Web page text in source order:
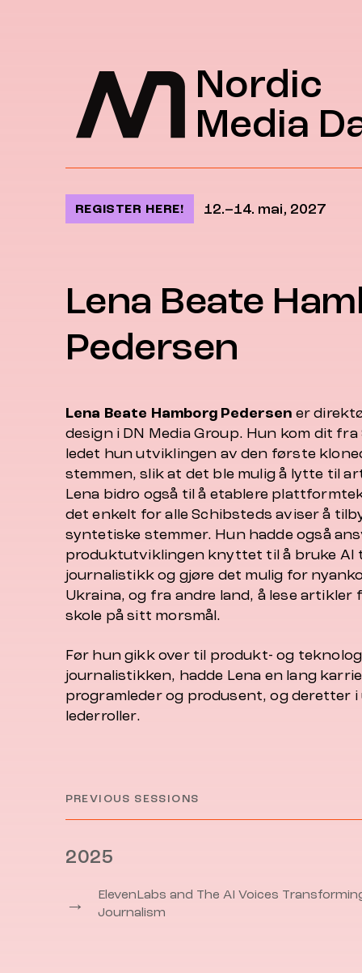
Nordic
Media
REGISTER HERE! 12.–14. mai, 2027
Lena Beate
Pedersen
Lena Beate Hamborg Pedersen er
design i DN Media Group. Hun kom dit
ledet hun utviklingen av den første
stemmen, slik at det ble mulig å lytte til
Lena bidro også til å etablere
det enkelt for alle Schibsteds aviser å
syntetiske stemmer. Hun hadde også
produktutviklingen knyttet til å bruke AI
journalistikk og gjøre det mulig for
Ukraina, og fra andre land, å lese
skole på sitt morsmål.
Før hun gikk over til produkt- og
journalistikken, hadde Lena en lang
programleder og produsent, og deretter i
lederroller.
PREVIOUS SESSIONS
2025
→
ElevenLabs and The AI Voices
Journalism